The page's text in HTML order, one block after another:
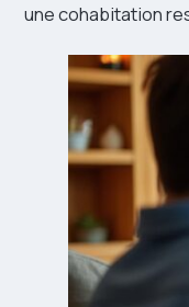
une cohabitation